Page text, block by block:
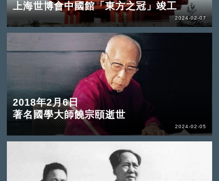
上海世博會中國館「東方之冠」竣工
2024-02-07
2018年2月6日
著名國學大師饒宗頤逝世
2024-02-05